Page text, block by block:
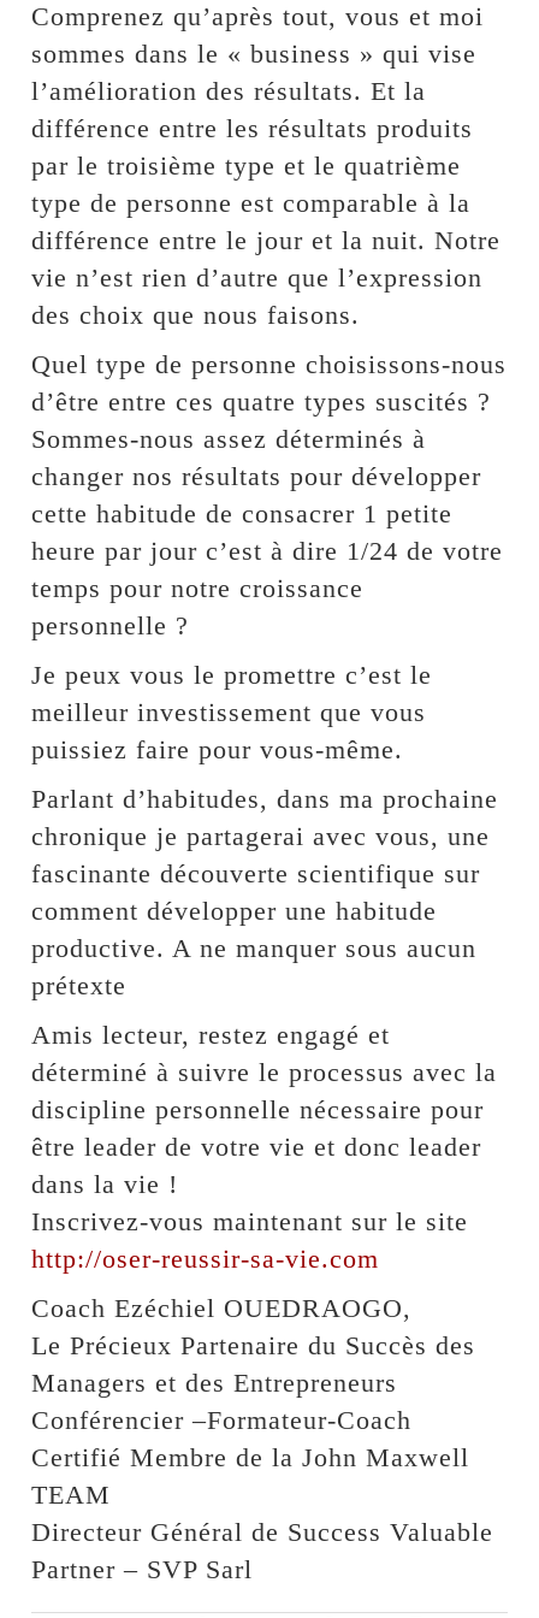
Comprenez qu’après tout, vous et moi
sommes dans le « business » qui vise
l’amélioration des résultats. Et la
différence entre les résultats produits
par le troisième type et le quatrième
type de personne est comparable à la
différence entre le jour et la nuit. Notre
vie n’est rien d’autre que l’expression
des choix que nous faisons.
Quel type de personne choisissons-nous
d’être entre ces quatre types suscités ?
Sommes-nous assez déterminés à
changer nos résultats pour développer
cette habitude de consacrer 1 petite
heure par jour c’est à dire 1/24 de votre
temps pour notre croissance
personnelle ?
Je peux vous le promettre c’est le
meilleur investissement que vous
puissiez faire pour vous-même.
Parlant d’habitudes, dans ma prochaine
chronique je partagerai avec vous, une
fascinante découverte scientifique sur
comment développer une habitude
productive. A ne manquer sous aucun
prétexte
Amis lecteur, restez engagé et
déterminé à suivre le processus avec la
discipline personnelle nécessaire pour
être leader de votre vie et donc leader
dans la vie !
Inscrivez-vous maintenant sur le site
http://oser-reussir-sa-vie.com
Coach Ezéchiel OUEDRAOGO,
Le Précieux Partenaire du Succès des
Managers et des Entrepreneurs
Conférencier –Formateur-Coach
Certifié Membre de la John Maxwell
TEAM
Directeur Général de Success Valuable
Partner – SVP Sarl